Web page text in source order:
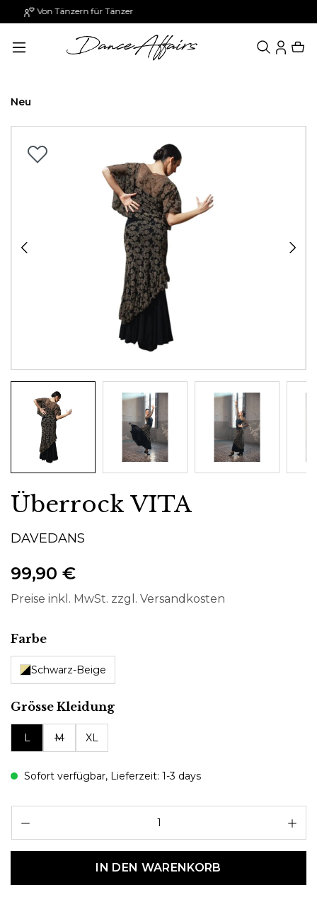
springen Paypal: 30 Tage später zahlen
Neu
Überrock VITA
DAVEDANS
99,90 €
Preise inkl. MwSt. zzgl. Versandkosten
Farbeauswählen
Schwarz-Beige
Grösse Kleidungauswählen
L M XL
Sofort verfügbar, Lieferzeit: 1-3 days
IN DEN WARENKORB